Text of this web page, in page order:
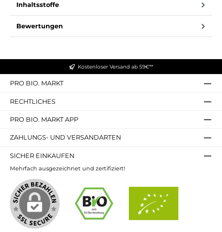
Inhaltsstoffe
Bewertungen
Kostenloser Versand ab 59€**
PRO BIO. MARKT
RECHTLICHES
PRO BIO. MARKT APP
ZAHLUNGS- UND VERSANDARTEN
SICHER EINKAUFEN
Mehrfach ausgezeichnet und zertifiziert!